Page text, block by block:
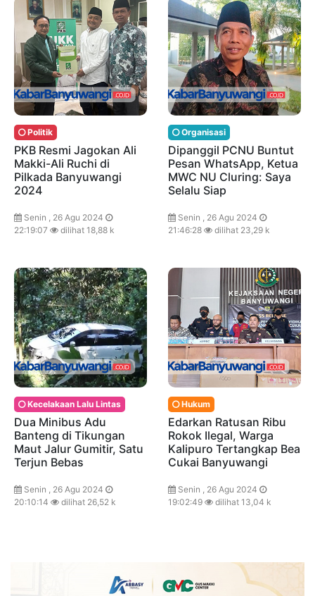
Politik
PKB Resmi Jagokan Ali
Makki-Ali Ruchi di
Pilkada Banyuwangi
2024
Senin , 26 Agu 2024
22:19:07
dilihat 18,88 k
Organisasi
Dipanggil PCNU Buntut
Pesan WhatsApp, Ketua
MWC NU Cluring: Saya
Selalu Siap
Senin , 26 Agu 2024
21:46:28
dilihat 23,29 k
Kecelakaan Lalu Lintas
Dua Minibus Adu
Banteng di Tikungan
Maut Jalur Gumitir, Satu
Terjun Bebas
Senin , 26 Agu 2024
20:10:14
dilihat 26,52 k
Hukum
Edarkan Ratusan Ribu
Rokok Ilegal, Warga
Kalipuro Tertangkap Bea
Cukai Banyuwangi
Senin , 26 Agu 2024
19:02:49
dilihat 13,04 k